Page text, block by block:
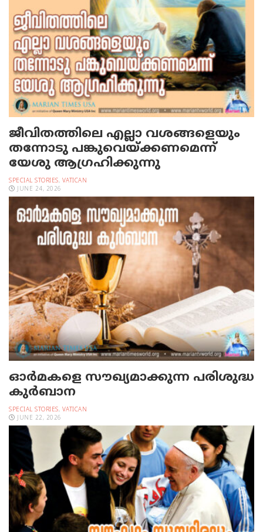
ജീവിതത്തിലെ എല്ലാ വശങ്ങളെയും
തന്നോടു പങ്കുവെയ്ക്കണമെന്ന്
യേശു ആഗ്രഹിക്കുന്നു
SPECIAL STORIES, VATICAN
JUNE 24, 2026
ഓര്‍മകളെ സൗഖ്യമാക്കുന്ന പരിശുദ്ധ
കുര്‍ബാന
SPECIAL STORIES, VATICAN
JUNE 22, 2026